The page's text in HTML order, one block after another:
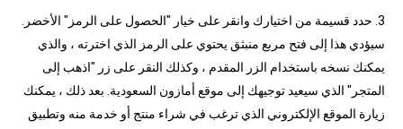
3. حدد قسيمة من اختيارك وانقر على خيار "الحصول على الرمز" الأخضر.
سيؤدي هذا إلى فتح مربع منبثق يحتوي على الرمز الذي اخترته ، والذي
يمكنك نسخه باستخدام الزر المقدم ، وكذلك النقر على زر "اذهب إلى
المتجر" الذي سيعيد توجيهك إلى موقع أمازون السعودية. بعد ذلك ، يمكنك
زيارة الموقع الإلكتروني الذي ترغب في شراء منتج أو خدمة منه وتطبيق